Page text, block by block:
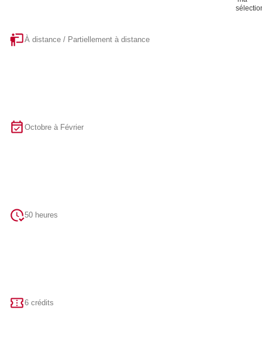
À distance / Partiellement à distance
Octobre à Février
50 heures
6 crédits